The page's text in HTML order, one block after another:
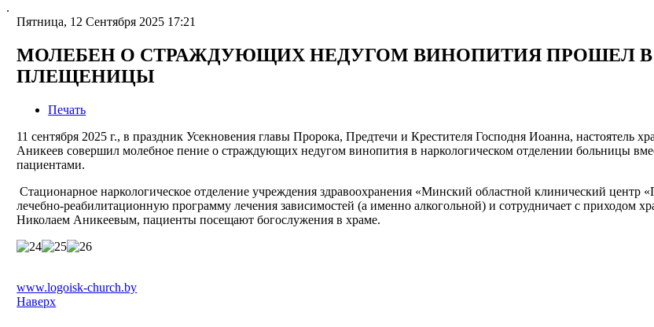
.
Пятница, 12 Сентября 2025 17:21
МОЛЕБЕН О СТРАЖДУЮЩИХ НЕДУГОМ ВИНОПИТИЯ ПРОШЕЛ В
ПЛЕЩЕНИЦЫ
Печать
11 сентября 2025 г., в праздник Усекновения главы Пророка, Предтечи и Крестителя Господня Иоанна,
Аникеев совершил молебное пение о страждующих недугом винопития в наркологическом отделении больницы
пациентами.
Стационарное наркологическое отделение учреждения здравоохранения «Минский областной клинический центр
лечебно-реабилитационную программу лечения зависимостей (а именно алкогольной) и сотрудничает с приходом
Николаем Аникеевым, пациенты посещают богослужения в храме.
www.logoisk-church.by
Наверх